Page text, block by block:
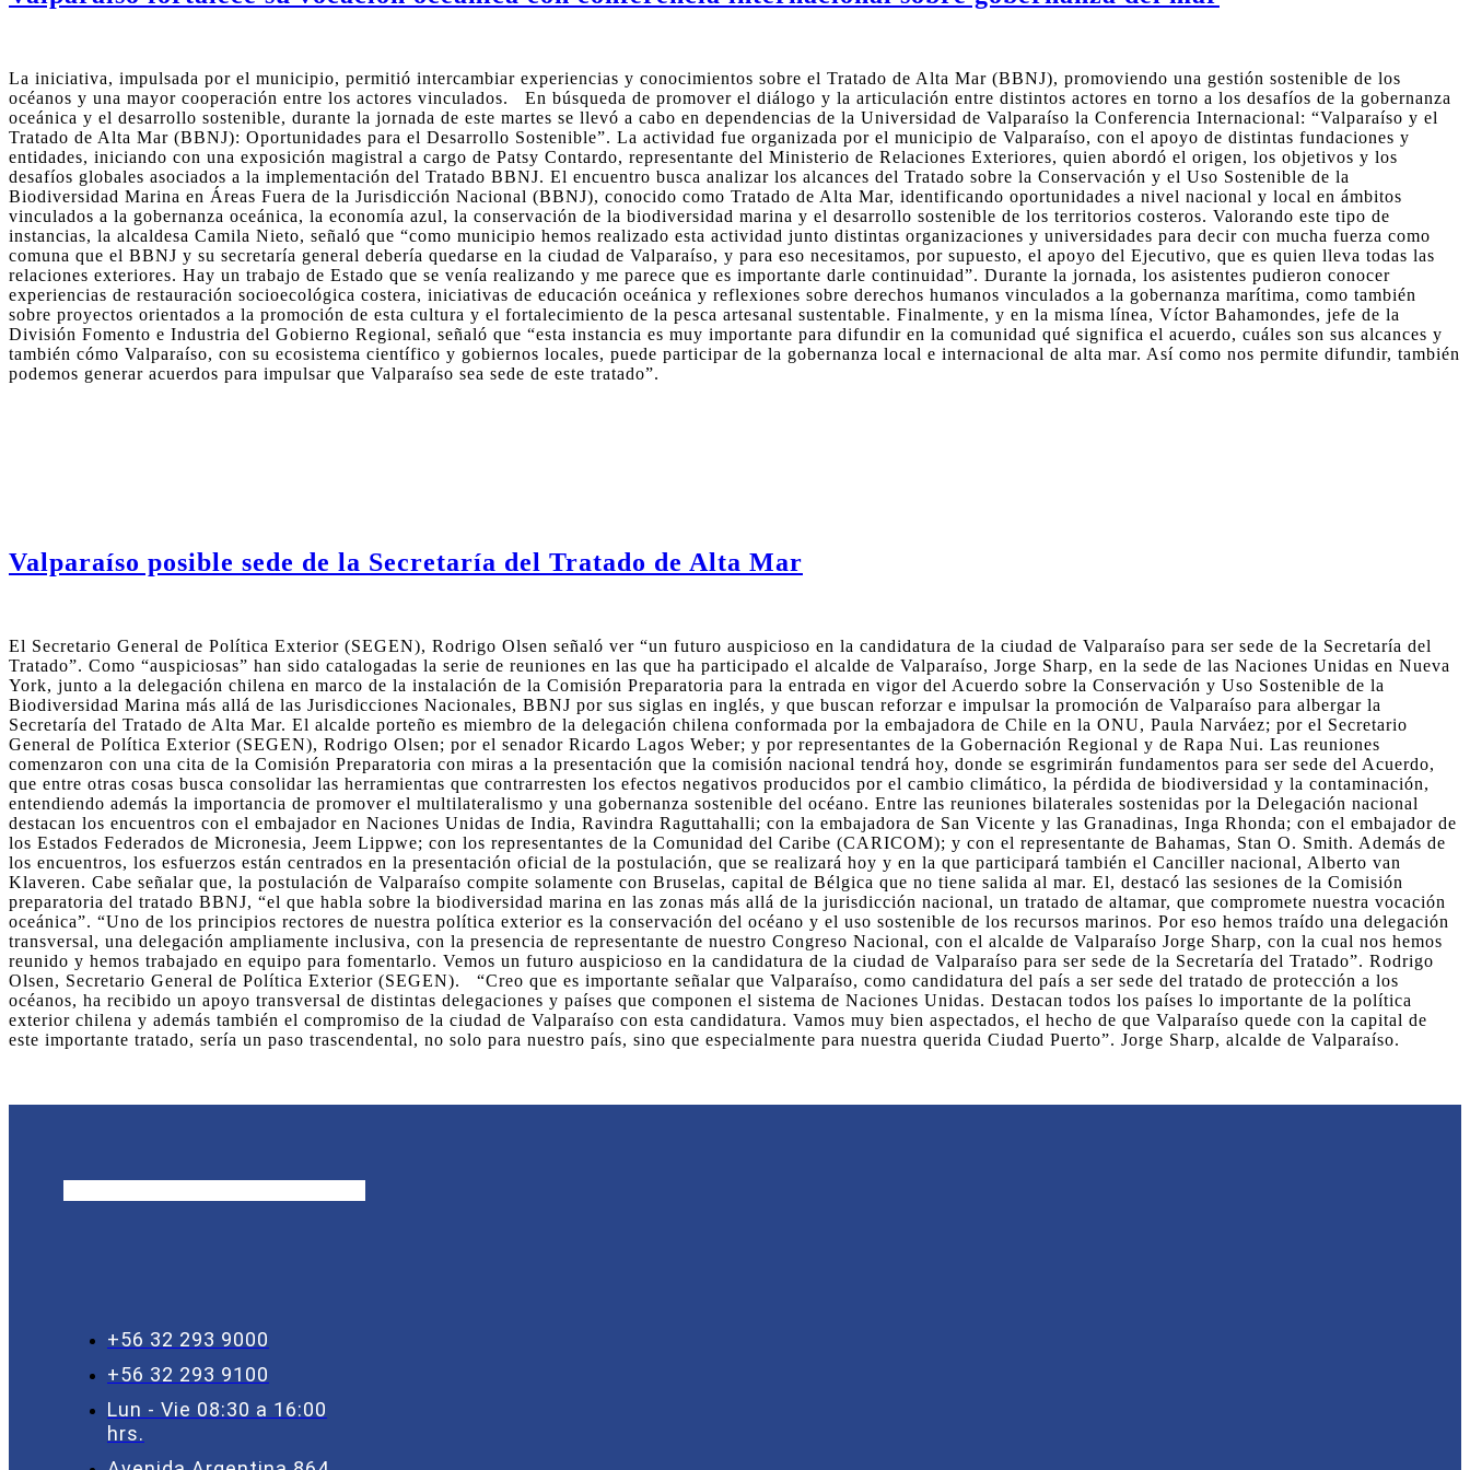
La iniciativa, impulsada por el municipio, permitió intercambiar experiencias y conocimientos sobre el Tratado de Alta Mar (BBNJ), promoviendo una gestión sostenible de los
océanos y una mayor cooperación entre los actores vinculados. En búsqueda de promover el diálogo y la articulación entre distintos actores en torno a los desafíos de la gobernanza
oceánica y el desarrollo sostenible, durante la jornada de este martes se llevó a cabo en dependencias de la Universidad de Valparaíso la Conferencia Internacional: “Valparaíso y el
Tratado de Alta Mar (BBNJ): Oportunidades para el Desarrollo Sostenible”. La actividad fue organizada por el municipio de Valparaíso, con el apoyo de distintas fundaciones y
entidades, iniciando con una exposición magistral a cargo de Patsy Contardo, representante del Ministerio de Relaciones Exteriores, quien abordó el origen, los objetivos y los
desafíos globales asociados a la implementación del Tratado BBNJ. El encuentro busca analizar los alcances del Tratado sobre la Conservación y el Uso Sostenible de la
Biodiversidad Marina en Áreas Fuera de la Jurisdicción Nacional (BBNJ), conocido como Tratado de Alta Mar, identificando oportunidades a nivel nacional y local en ámbitos
vinculados a la gobernanza oceánica, la economía azul, la conservación de la biodiversidad marina y el desarrollo sostenible de los territorios costeros. Valorando este tipo de
instancias, la alcaldesa Camila Nieto, señaló que “como municipio hemos realizado esta actividad junto distintas organizaciones y universidades para decir con mucha fuerza como
comuna que el BBNJ y su secretaría general debería quedarse en la ciudad de Valparaíso, y para eso necesitamos, por supuesto, el apoyo del Ejecutivo, que es quien lleva todas las
relaciones exteriores. Hay un trabajo de Estado que se venía realizando y me parece que es importante darle continuidad”. Durante la jornada, los asistentes pudieron conocer
experiencias de restauración socioecológica costera, iniciativas de educación oceánica y reflexiones sobre derechos humanos vinculados a la gobernanza marítima, como también
sobre proyectos orientados a la promoción de esta cultura y el fortalecimiento de la pesca artesanal sustentable. Finalmente, y en la misma línea, Víctor Bahamondes, jefe de la
División Fomento e Industria del Gobierno Regional, señaló que “esta instancia es muy importante para difundir en la comunidad qué significa el acuerdo, cuáles son sus alcances y
también cómo Valparaíso, con su ecosistema científico y gobiernos locales, puede participar de la gobernanza local e internacional de alta mar. Así como nos permite difundir, también
podemos generar acuerdos para impulsar que Valparaíso sea sede de este tratado”.
Valparaíso posible sede de la Secretaría del Tratado de Alta Mar
El Secretario General de Política Exterior (SEGEN), Rodrigo Olsen señaló ver “un futuro auspicioso en la candidatura de la ciudad de Valparaíso para ser sede de la Secretaría del
Tratado”. Como “auspiciosas” han sido catalogadas la serie de reuniones en las que ha participado el alcalde de Valparaíso, Jorge Sharp, en la sede de las Naciones Unidas en Nueva
York, junto a la delegación chilena en marco de la instalación de la Comisión Preparatoria para la entrada en vigor del Acuerdo sobre la Conservación y Uso Sostenible de la
Biodiversidad Marina más allá de las Jurisdicciones Nacionales, BBNJ por sus siglas en inglés, y que buscan reforzar e impulsar la promoción de Valparaíso para albergar la
Secretaría del Tratado de Alta Mar. El alcalde porteño es miembro de la delegación chilena conformada por la embajadora de Chile en la ONU, Paula Narváez; por el Secretario
General de Política Exterior (SEGEN), Rodrigo Olsen; por el senador Ricardo Lagos Weber; y por representantes de la Gobernación Regional y de Rapa Nui. Las reuniones
comenzaron con una cita de la Comisión Preparatoria con miras a la presentación que la comisión nacional tendrá hoy, donde se esgrimirán fundamentos para ser sede del Acuerdo,
que entre otras cosas busca consolidar las herramientas que contrarresten los efectos negativos producidos por el cambio climático, la pérdida de biodiversidad y la contaminación,
entendiendo además la importancia de promover el multilateralismo y una gobernanza sostenible del océano. Entre las reuniones bilaterales sostenidas por la Delegación nacional
destacan los encuentros con el embajador en Naciones Unidas de India, Ravindra Raguttahalli; con la embajadora de San Vicente y las Granadinas, Inga Rhonda; con el embajador de
los Estados Federados de Micronesia, Jeem Lippwe; con los representantes de la Comunidad del Caribe (CARICOM); y con el representante de Bahamas, Stan O. Smith. Además de
los encuentros, los esfuerzos están centrados en la presentación oficial de la postulación, que se realizará hoy y en la que participará también el Canciller nacional, Alberto van
Klaveren. Cabe señalar que, la postulación de Valparaíso compite solamente con Bruselas, capital de Bélgica que no tiene salida al mar. El, destacó las sesiones de la Comisión
preparatoria del tratado BBNJ, “el que habla sobre la biodiversidad marina en las zonas más allá de la jurisdicción nacional, un tratado de altamar, que compromete nuestra vocación
oceánica”. “Uno de los principios rectores de nuestra política exterior es la conservación del océano y el uso sostenible de los recursos marinos. Por eso hemos traído una delegación
transversal, una delegación ampliamente inclusiva, con la presencia de representante de nuestro Congreso Nacional, con el alcalde de Valparaíso Jorge Sharp, con la cual nos hemos
reunido y hemos trabajado en equipo para fomentarlo. Vemos un futuro auspicioso en la candidatura de la ciudad de Valparaíso para ser sede de la Secretaría del Tratado”. Rodrigo
Olsen, Secretario General de Política Exterior (SEGEN). “Creo que es importante señalar que Valparaíso, como candidatura del país a ser sede del tratado de protección a los
océanos, ha recibido un apoyo transversal de distintas delegaciones y países que componen el sistema de Naciones Unidas. Destacan todos los países lo importante de la política
exterior chilena y además también el compromiso de la ciudad de Valparaíso con esta candidatura. Vamos muy bien aspectados, el hecho de que Valparaíso quede con la capital de
este importante tratado, sería un paso trascendental, no solo para nuestro país, sino que especialmente para nuestra querida Ciudad Puerto”. Jorge Sharp, alcalde de Valparaíso.
+56 32 293 9000
+56 32 293 9100
Lun - Vie 08:30 a 16:00
hrs.